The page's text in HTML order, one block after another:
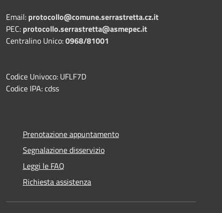
Email: protocollo@comune.serrastretta.cz.it
PEC: protocollo.serrastretta@asmepec.it
Centralino Unico:0968/81001
Codice Univoco: UFLF7D
Codice IPA: cdss
Prenotazione appuntamento
Segnalazione disservizio
Leggi le FAQ
Richiesta assistenza